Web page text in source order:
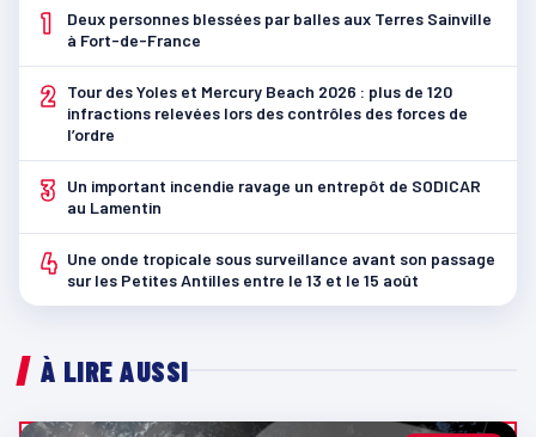
1
Deux personnes blessées par balles aux Terres Sainville
à Fort-de-France
2
Tour des Yoles et Mercury Beach 2026 : plus de 120
infractions relevées lors des contrôles des forces de
l’ordre
3
Un important incendie ravage un entrepôt de SODICAR
au Lamentin
4 Une onde tropicale sous surveillance avant son passage
sur les Petites Antilles entre le 13 et le 15 août
À LIRE AUSSI